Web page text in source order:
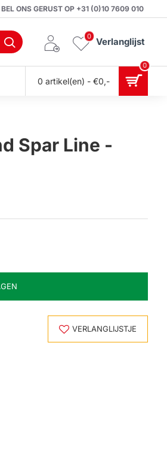
ONS GERUST OP +31 (0)10 7609 010
Verlanglijst
0
0 artikel(en) - €0,-
0
Spar Line -
VERLANGLIJSTJE